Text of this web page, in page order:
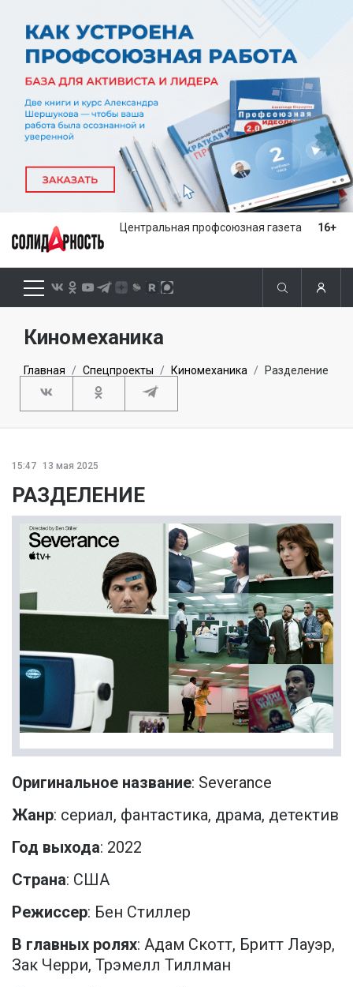
Центральная профсоюзная газета 16+
Киномеханика
Главная Спецпроекты Киномеханика Разделение
15:47 13 мая 2025
РАЗДЕЛЕНИЕ
Оригинальное название: Severance
Жанр: сериал, фантастика, драма, детектив
Год выхода: 2022
Страна: США
Режиссер: Бен Стиллер
В главных ролях: Адам Скотт, Бритт Лауэр,
Зак Черри, Трэмелл Тиллман